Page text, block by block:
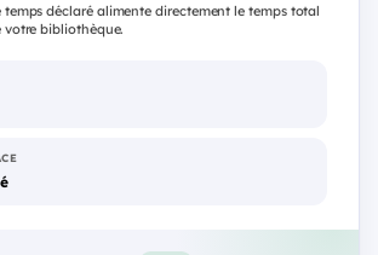
temps déclaré alimente directement le temps total
votre bibliothèque.